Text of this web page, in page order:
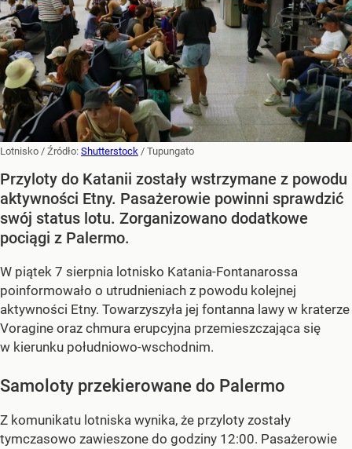
Lotnisko / Źródło: Shutterstock / Tupungato
Przyloty do Katanii zostały wstrzymane z powodu
aktywności Etny. Pasażerowie powinni sprawdzić
swój status lotu. Zorganizowano dodatkowe
pociągi z Palermo.
W piątek 7 sierpnia lotnisko Katania-Fontanarossa
poinformowało o utrudnieniach z powodu kolejnej
aktywności Etny. Towarzyszyła jej fontanna lawy w kraterze
Voragine oraz chmura erupcyjna przemieszczająca się
w kierunku południowo-wschodnim.
Samoloty przekierowane do Palermo
Z komunikatu lotniska wynika, że przyloty zostały
tymczasowo zawieszone do godziny 12:00. Pasażerowie